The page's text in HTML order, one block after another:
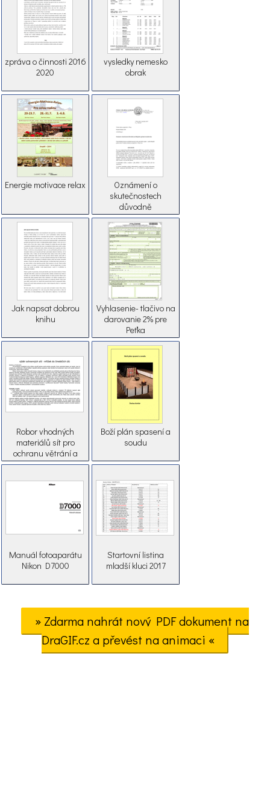
zpráva o činnosti 2016
2020
vysledky nemesko
obrak
Energie motivace relax
Oznámení o
skutečnostech
důvodně
nasvědčujících
spáchání trestného
činu (e-recepty)
Jak napsat dobrou
knihu
Vyhlasenie- tlačivo na
darovanie 2% pre
Peťka
Robor vhodných
materiálů sít pro
ochranu větrání a
tvorbu pachových
Boží plán spasení a
soudu
Manuál fotoaparátu
Nikon D7000
Startovní listina
mladší kluci 2017
» Zdarma nahrát nový PDF dokument na
DraGIF.cz a převést na animaci «